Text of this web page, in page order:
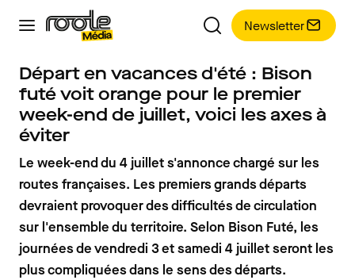
Newsletter
Départ en vacances d'été : Bison
futé voit orange pour le premier
week-end de juillet, voici les axes à
éviter
Le week-end du 4 juillet s'annonce chargé sur les
routes françaises. Les premiers grands départs
devraient provoquer des difficultés de circulation
sur l'ensemble du territoire. Selon Bison Futé, les
journées de vendredi 3 et samedi 4 juillet seront les
plus compliquées dans le sens des départs.